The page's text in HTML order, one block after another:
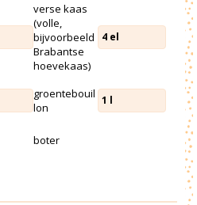
verse kaas
(volle,
bijvoorbeeld
Brabantse
hoevekaas)
4 el
groentebouil
lon
1 l
boter